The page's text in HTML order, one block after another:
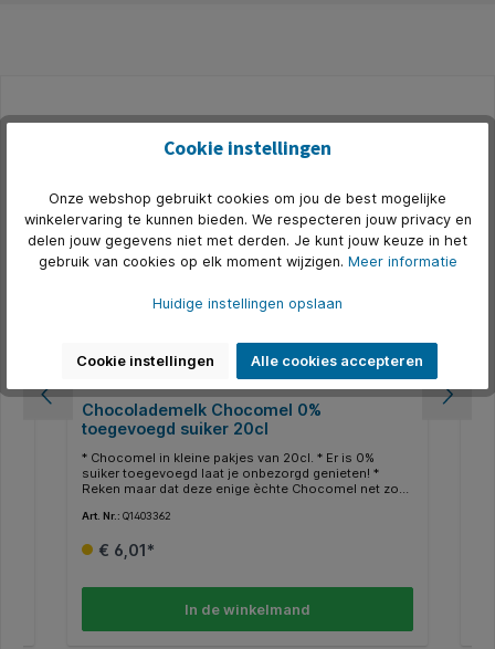
Chocolademelk Chocomel 0%
toegevoegd suiker 20cl
* Chocomel in kleine pakjes van 20cl. * Er is 0%
suiker toegevoegd laat je onbezorgd genieten! *
Reken maar dat deze enige èchte Chocomel net zo
Art. Nr.: Q1403362
€ 6,01*
In de winkelmand
Cookie instellingen
Onze webshop gebruikt cookies om jou de best mogelijke
winkelervaring te kunnen bieden. We respecteren jouw privacy en
delen jouw gegevens niet met derden. Je kunt jouw keuze in het
gebruik van cookies op elk moment wijzigen. Meer informatie
Huidige instellingen opslaan
Cookie instellingen Alle cookies accepteren